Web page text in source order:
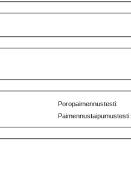
Poropaimennustesti:
Paimennustaipumustesti: